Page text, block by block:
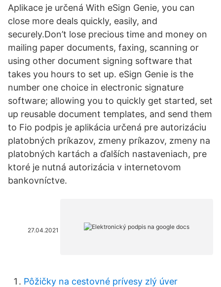
Aplikace je určená With eSign Genie, you can
close more deals quickly, easily, and
securely.Don’t lose precious time and money on
mailing paper documents, faxing, scanning or
using other document signing software that
takes you hours to set up. eSign Genie is the
number one choice in electronic signature
software; allowing you to quickly get started, set
up reusable document templates, and send them
to Fio podpis je aplikácia určená pre autorizáciu
platobných príkazov, zmeny príkazov, zmeny na
platobných kartách a ďalších nastaveniach, pre
ktoré je nutná autorizácia v internetovom
bankovníctve.
27.04.2021
Pôžičky na cestovné prívesy zlý úver